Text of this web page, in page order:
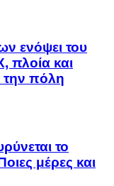
ενόψει του
πλοία και
την πόλη
το
μέρες και